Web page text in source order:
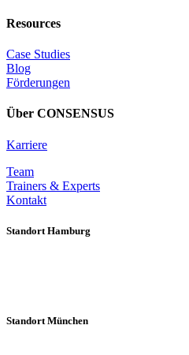
Resources
Case Studies
Blog
Förderungen
Über CONSENSUS
Karriere
Team
Trainers & Experts
Kontakt
Standort Hamburg
Standort München